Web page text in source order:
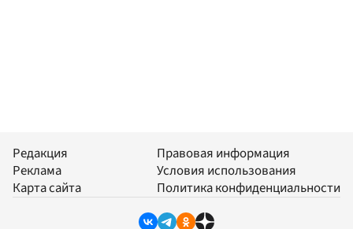
Редакция
Реклама
Карта сайта
Правовая информация
Условия использования
Политика конфиденциальности